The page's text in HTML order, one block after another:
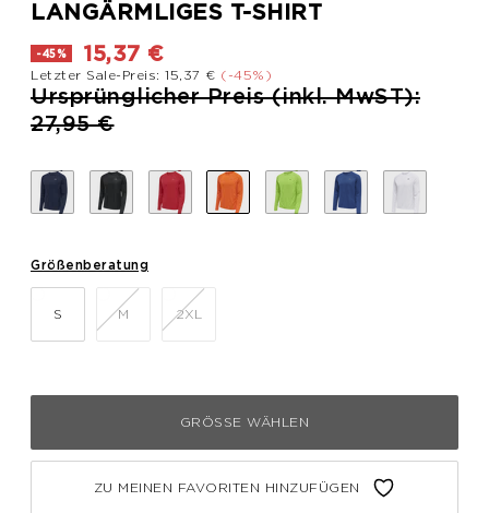
LANGÄRMLIGES T-SHIRT
-45% 15,37 €
Letzter Sale-Preis: 15,37 € (-45%)
Preis reduziert von
Ursprünglicher Preis (inkl. MwST):
27,95 €bis
Größenberatung
S M 2XL
GRÖSSE WÄHLEN
ZU MEINEN FAVORITEN HINZUFÜGEN